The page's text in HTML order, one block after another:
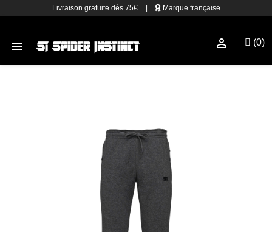
Livraison gratuite dès 75€ Marque française
 (0)
